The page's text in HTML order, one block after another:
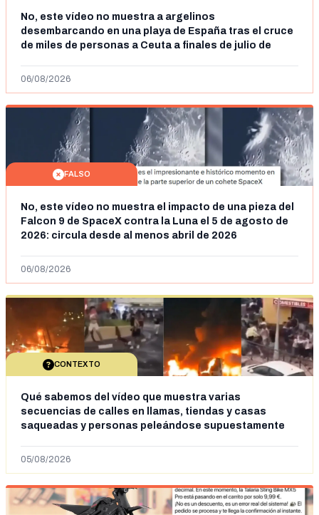
No, este vídeo no muestra a argelinos
desembarcando en una playa de España tras el cruce
de miles de personas a Ceuta a finales de julio de
06/08/2026
FALSO
No, este vídeo no muestra el impacto de una pieza del
Falcon 9 de SpaceX contra la Luna el 5 de agosto de
2026: circula desde al menos abril de 2026
06/08/2026
CONTEXTO
Qué sabemos del vídeo que muestra varias
secuencias de calles en llamas, tiendas y casas
saqueadas y personas peleándose supuestamente
situación irregular a Ceuta
05/08/2026